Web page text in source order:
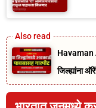
Havaman
जिल्ह्यांना